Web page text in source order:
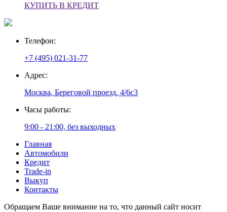
КУПИТЬ В КРЕДИТ
Телефон:
+7 (495) 021-31-77
Адрес:
Москва, Береговой проезд, 4/6с3
Часы работы:
9:00 - 21:00, без выходных
Главная
Автомобили
Кредит
Trade-in
Выкуп
Контакты
Обращаем Ваше внимание на то, что данный сайт носит